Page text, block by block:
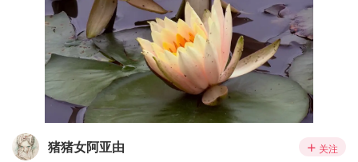
猪猪女阿亚由 关注